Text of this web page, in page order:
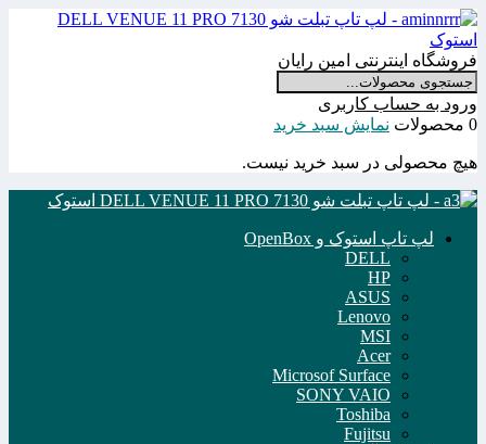
فروشگاه اینترنتی امین رایان
ورود به حساب کاربری
0 محصولات
نمایش سبد خرید
هیچ محصولی در سبد خرید نیست.
لپ تاپ استوک و OpenBox
DELL
HP
ASUS
Lenovo
MSI
Acer
Microsof Surface
SONY VAIO
Toshiba
Fujitsu